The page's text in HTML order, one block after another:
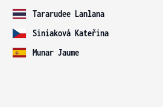
Tararudee Lanlana
Siniaková Kateřina
Munar Jaume